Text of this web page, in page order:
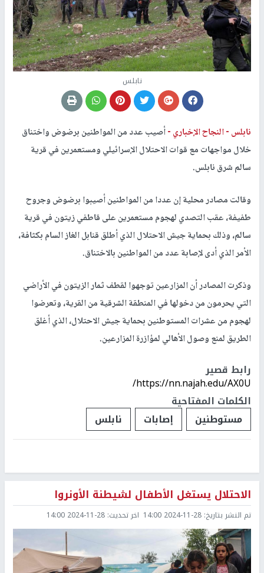
نابلس
نابلس -النجاح الإخباري -أصيب عدد من المواطنين برضوض واختناق
خلال مواجهات مع قوات الاحتلال الإسرائيلي ومستعمرين في قرية
سالم شرق نابلس.
وقالت مصادر محلية إن عددا من المواطنين أصيبوا برضوض وجروح
طفيفة، عقب التصدي لهجوم مستعمرين على قاطفي زيتون في قرية
سالم، وذلك بحماية جيش الاحتلال الذي أطلق قنابل الغاز السام بكثافة،
الأمر الذي أدى لإصابة عدد من المواطنين بالاختناق.
وذكرت المصادر أن المزارعين توجهوا لقطف ثمار الزيتون في الأراضي
التي يحرمون من دخولها في المنطقة الشرقية من القرية، وتعرضوا
لهجوم من عشرات المستوطنين بحماية جيش الاحتلال، الذي أغلق
الطريق لمنع وصول الأهالي لمؤازرة المزارعين.
رابط قصير
https://nn.najah.edu/AX0U/
الكلمات المفتاحية
مستوطنين
إصابات نابلس
الاحتلال يستغل الأطفال لشيطنة الأونروا
تم النشر بتاريخ: 2024-11-28 14:00 اخر تحديث: 2024-11-28 14:00